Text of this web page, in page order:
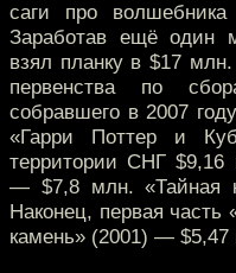
саги про
Заработав ещё один
взял планку в $17
первенства по
собравшего в 2007
«Гарри Поттер и
территории СНГ $9,16
— $7,8 млн. «Тайная
Наконец, первая
камень» (2001) — $5,47